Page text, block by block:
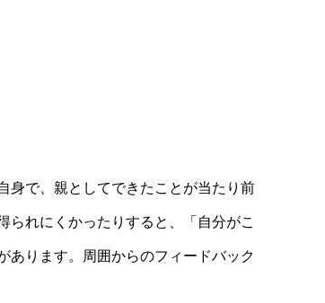
身で、親としてできたことが当たり前
られにくかったりすると、「自分がこ
あります。周囲からのフィードバック